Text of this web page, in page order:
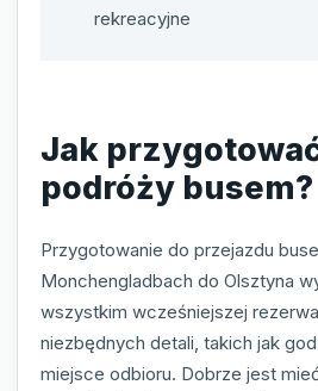
rekreacyjne
Jak
podróży busem?
Przygotowanie do przejazdu
Monchengladbach do Olsztyna
wszystkim wcześniejszej
niezbędnych detali, takich jak
miejsce odbioru. Dobrze jest